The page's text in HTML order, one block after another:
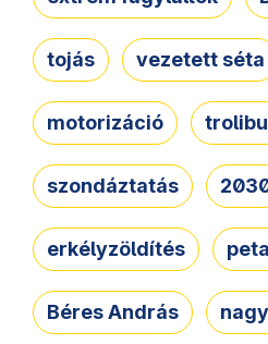
tojás vezetett séta
motorizáció
szondáztatás
erkélyzöldítés
Béres András